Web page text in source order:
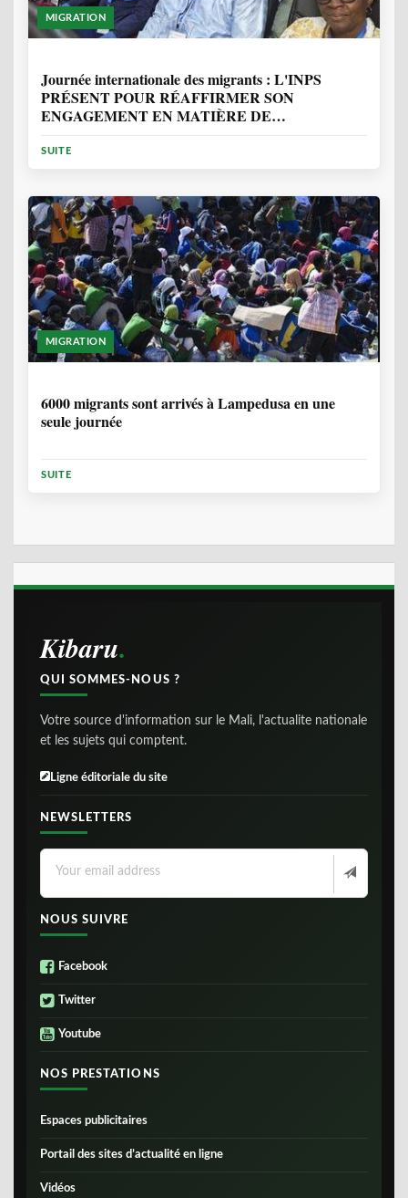
MIGRATION
Journée internationale des migrants : L'INPS
PRÉSENT POUR RÉAFFIRMER SON
ENGAGEMENT EN MATIÈRE DE
SUITE
MIGRATION
6000 migrants sont arrivés à Lampedusa en une
seule journée
SUITE
Kibaru
QUI SOMMES-NOUS ?
Votre source d'information sur le Mali, l'actualite nationale
et les sujets qui comptent.
Ligne éditoriale du site
NEWSLETTERS
NOUS SUIVRE
Facebook
Twitter
Youtube
NOS PRESTATIONS
Espaces publicitaires
Portail des sites d’actualité en ligne
Vidéos